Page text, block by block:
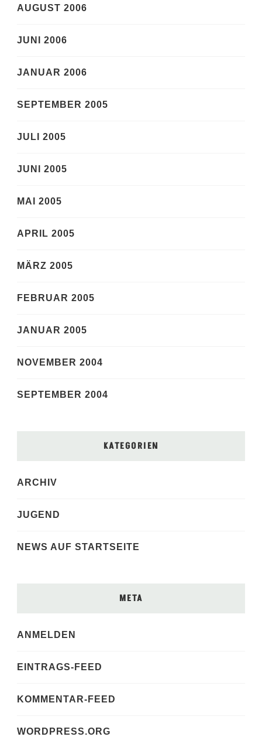
AUGUST 2006
JUNI 2006
JANUAR 2006
SEPTEMBER 2005
JULI 2005
JUNI 2005
MAI 2005
APRIL 2005
MÄRZ 2005
FEBRUAR 2005
JANUAR 2005
NOVEMBER 2004
SEPTEMBER 2004
KATEGORIEN
ARCHIV
JUGEND
NEWS AUF STARTSEITE
META
ANMELDEN
EINTRAGS-FEED
KOMMENTAR-FEED
WORDPRESS.ORG